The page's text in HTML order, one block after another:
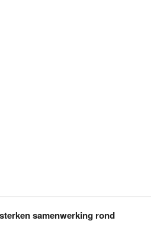
samenwerking rond